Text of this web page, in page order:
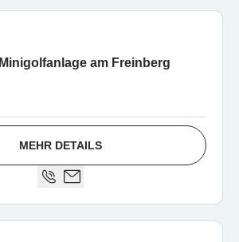
Minigolfanlage am Freinberg
MEHR DETAILS